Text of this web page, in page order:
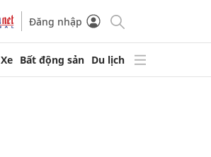
Đăng nhập
Xe Bất động sản Du lịch